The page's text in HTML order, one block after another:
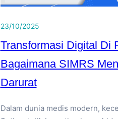
23/10/2025
Transformasi Digital Di
Bagaimana SIMRS
Darurat
Dalam dunia medis modern,